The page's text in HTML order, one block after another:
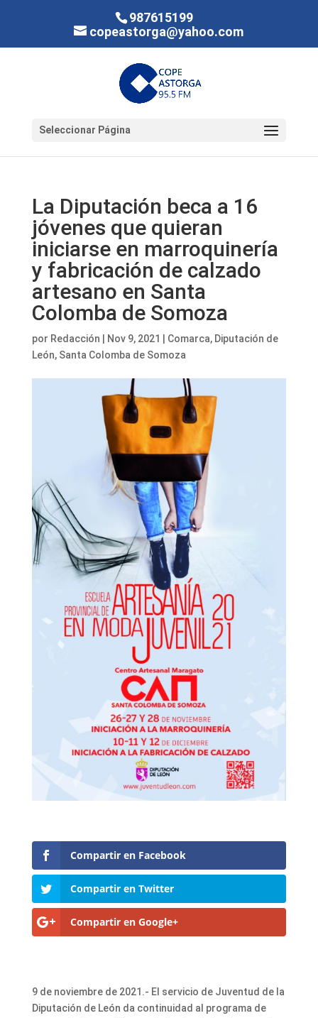
987615199
copeastorga@yahoo.com
Seleccionar Página
La Diputación beca a 16
jóvenes que quieran
iniciarse en marroquinería
y fabricación de calzado
artesano en Santa
Colomba de Somoza
por Redacción Nov 9, 2021 Comarca, Diputación de
León, Santa Colomba de Somoza
Compartir en Facebook
Compartir en Twitter
Compartir en Google+
9 de noviembre de 2021.- El servicio de Juventud de la
Diputación de León da continuidad al programa de